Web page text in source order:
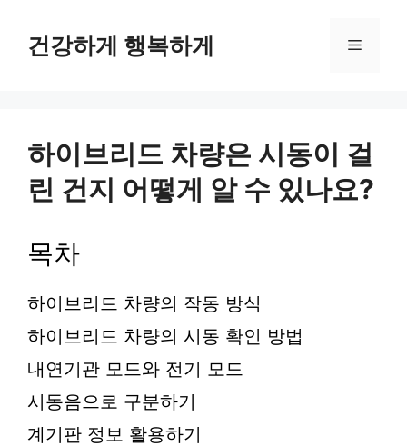
건강하게 행복하게 메
하이브리드 차량은 시동이 걸
린 건지 어떻게 알 수 있나요?
목차
하이브리드 차량의 작동 방식
하이브리드 차량의 시동 확인 방법
내연기관 모드와 전기 모드
시동음으로 구분하기
계기판 정보 활용하기